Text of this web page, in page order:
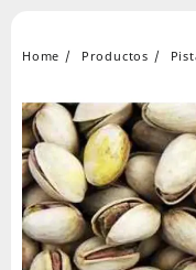
Home Productos